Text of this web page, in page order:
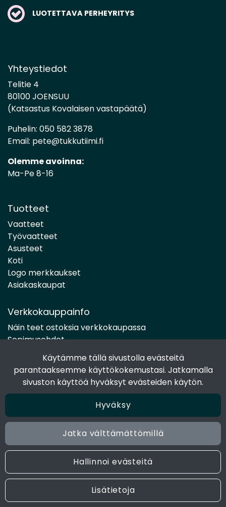
Käytämme tällä sivustolla evästeitä
parantaaksemme käyttökokemustasi. Jatkamalla
sivuston käyttöä hyväksyt evästeiden käytön.
Hyväksy
Jatka välttämättömillä
Hallinnoi evästeitä
Lisätietoja
LUOTETTAVA PERHEYRITYS
Yhteystiedot
Telitie 4
80100 JOENSUU
(Katsastus Kovalaisen vastapäätä)
Puhelin: 050 582 3878
Email: pete@tukkutiimi.fi
Olemme avoinna:
Ma-Pe 8-16
Tuotteet
Vaatteet
Työvaatteet
Asusteet
Koti
Logo merkkaukset
Asiakaskaupat
Verkkokauppainfo
Näin teet ostoksia verkkokaupassa
Sopimusehdot
Toimitustavat
Maksutavat
Tietosuojaseloste
Seuraa sosiaalisessa mediassa
Facebook
Instagram
© 2024 Joen Tukkutiimi. All rights reserved. Site by